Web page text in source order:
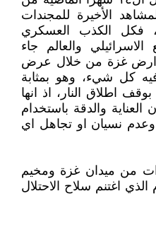
الأخيرة للمجندات
الكذب العسكري
والعالم جاء
ارض غزة من خلال عرض
كل شيء، وهو بمثابة
اطلاق النار، اذ انها
والدقة باستخدام
وعدم نسيان او تجاهل اي
من ميدان غزة ومخيم
الذي اغتنم سلاح الاحتلال